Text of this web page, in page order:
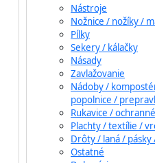
Nástroje
Nožnice / nožíky /
Pílky
Sekery / kálačky
Násady
Zavlažovanie
Nádoby /
popolnice /
Rukavice /
Plachty / textílie /
Drôty / laná / pásky
Ostatné